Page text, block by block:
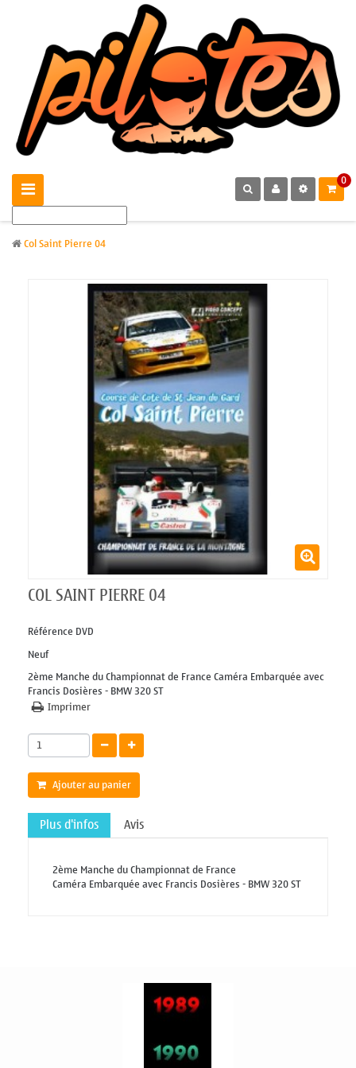
0
Col Saint Pierre 04
COL SAINT PIERRE 04
Référence DVD
Neuf
2ème Manche du Championnat de France Caméra Embarquée avec
Francis Dosières - BMW 320 ST
Imprimer
Ajouter au panier
Plus d'infos Avis
2ème Manche du Championnat de France
Caméra Embarquée avec Francis Dosières - BMW 320 ST